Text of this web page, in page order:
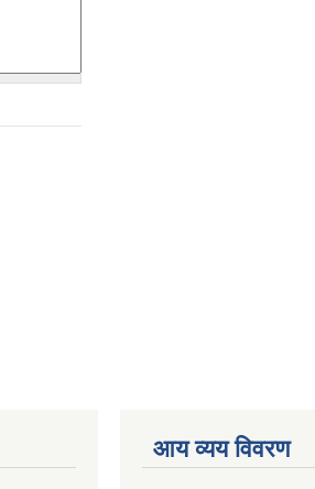
आय व्यय विवरण